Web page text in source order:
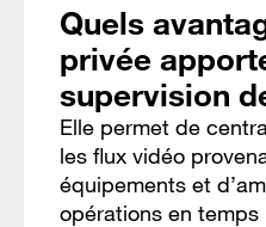
Quels
privée
supervision
Elle permet de
les flux vidéo
équipements et
opérations en temps